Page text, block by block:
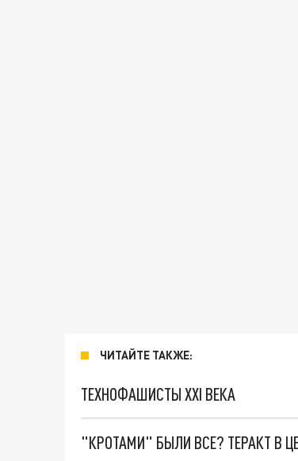
ЧИТАЙТЕ ТАКЖЕ:
ТЕХНОФАШИСТЫ XXI ВЕКА
"КРОТАМИ" БЫЛИ ВСЕ? ТЕРАКТ В